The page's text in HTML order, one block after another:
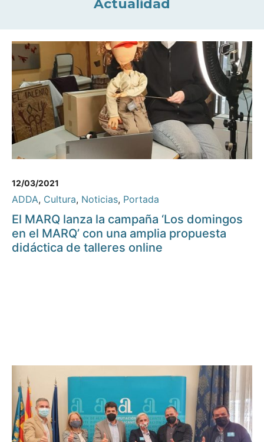
Actualidad
12/03/2021
ADDA, Cultura, Noticias, Portada
El MARQ lanza la campaña ‘Los domingos
en el MARQ’ con una amplia propuesta
didáctica de talleres online